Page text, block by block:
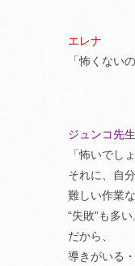
エレナ
「怖くない
ジュンコ先生
「怖いでし
それに、自
難しい作業な
“失敗”も多い
だから、
導きがいる